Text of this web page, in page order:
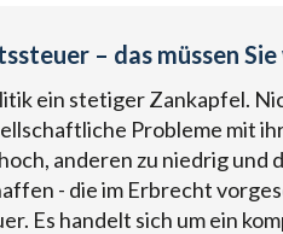
– das müssen Sie
ein stetiger Zankapfel.
Probleme mit
anderen zu niedrig
- die im Erbrecht
Es handelt sich um ein